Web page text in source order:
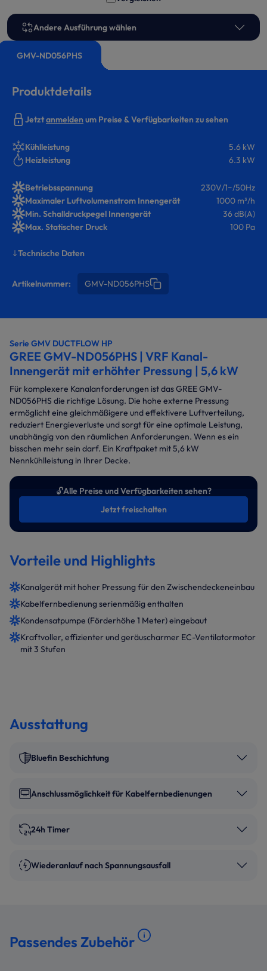
GMV-ND056PHS
Andere Ausführung wählen
Produktdetails
Jetztanmeldenum Preise & Verfügbarkeiten zu sehen
Kühlleistung
5.6 kW
Heizleistung
6.3 kW
Betriebsspannung
230V/1~/50Hz
Maximaler Luftvolumenstrom Innengerät
1000 m³/h
Min. Schalldruckpegel Innengerät
36 dB(A)
Max. Statischer Druck
100 Pa
Technische Daten
Artikelnummer: GMV-ND056PHS
Serie GMV DUCTFLOW HP
GREE GMV-ND056PHS | VRF Kanal-
Innengerät mit erhöhter Pressung | 5,6 kW
Für komplexere Kanalanforderungen ist das GREE GMV-
ND056PHS die richtige Lösung. Die hohe externe Pressung
ermöglicht eine gleichmäßigere und effektivere Luftverteilung,
reduziert Energieverluste und sorgt für eine optimale Leistung,
unabhängig von den räumlichen Anforderungen. Wenn es ein
bisschen mehr sein darf. Ein Kraftpaket mit 5,6 kW
Nennkühlleistung in Ihrer Decke.
🔓Alle Preise und Verfügbarkeiten sehen?
Jetzt freischalten
Vorteile und Highlights
Kanalgerät mit hoher Pressung für den Zwischendeckeneinbau
Kabelfernbedienung serienmäßig enthalten
Kondensatpumpe (Förderhöhe 1 Meter) eingebaut
Kraftvoller, effizienter und geräuscharmer EC-Ventilatormotor
mit 3 Stufen
Ausstattung
Bluefin Beschichtung
Anschlussmöglichkeit für Kabelfernbedienungen
24h Timer
Wiederanlauf nach Spannungsausfall
Passendes Zubehör